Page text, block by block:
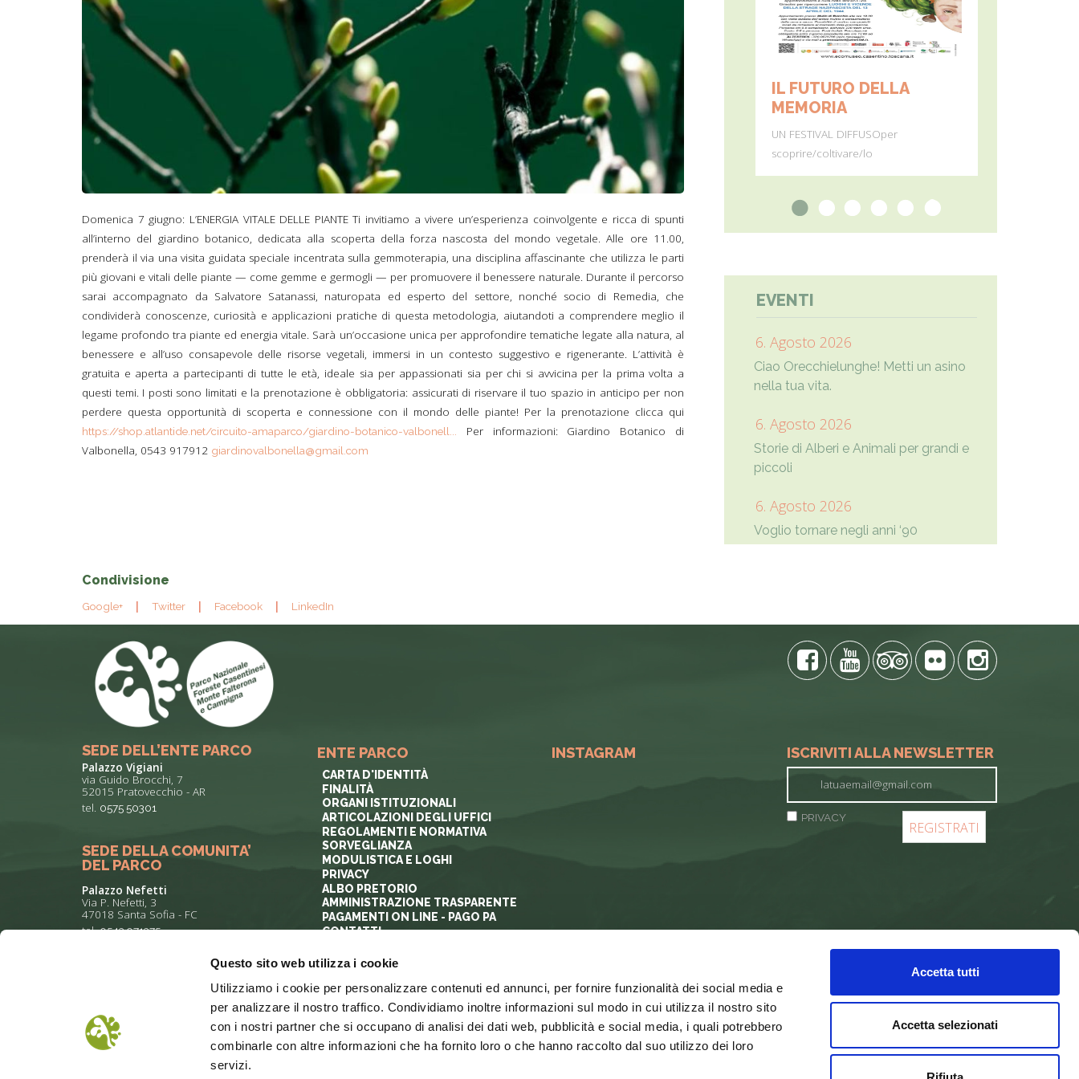
Questo sito web utilizza i cookie
Utilizziamo i cookie per personalizzare contenuti ed annunci, per fornire funzionalità dei social media e
per analizzare il nostro traffico. Condividiamo inoltre informazioni sul modo in cui utilizza il nostro sito
con i nostri partner che si occupano di analisi dei dati web, pubblicità e social media, i quali potrebbero
combinarle con altre informazioni che ha fornito loro o che hanno raccolto dal suo utilizzo dei loro
servizi.
Accetta tutti
Accetta selezionati
Domenica 7 giugno: L’ENERGIA VITALE DELLE PIANTE Ti invitiamo a vivere un’esperienza coinvolgente e ricca di spunti
all’interno del giardino botanico, dedicata alla scoperta della forza nascosta del mondo vegetale. Alle ore 11.00,
prenderà il via una visita guidata speciale incentrata sulla gemmoterapia, una disciplina affascinante che utilizza le parti
più giovani e vitali delle piante — come gemme e germogli — per promuovere il benessere naturale. Durante il percorso
sarai accompagnato da Salvatore Satanassi, naturopata ed esperto del settore, nonché socio di Remedia, che
condividerà conoscenze, curiosità e applicazioni pratiche di questa metodologia, aiutandoti a comprendere meglio il
legame profondo tra piante ed energia vitale. Sarà un’occasione unica per approfondire tematiche legate alla natura, al
benessere e all’uso consapevole delle risorse vegetali, immersi in un contesto suggestivo e rigenerante. L’attività è
gratuita e aperta a partecipanti di tutte le età, ideale sia per appassionati sia per chi si avvicina per la prima volta a
questi temi. I posti sono limitati e la prenotazione è obbligatoria: assicurati di riservare il tuo spazio in anticipo per non
perdere questa opportunità di scoperta e connessione con il mondo delle piante! Per la prenotazione clicca qui
https://shop.atlantide.net/circuito-amaparco/giardino-botanico-valbonell...
Per informazioni: Giardino Botanico di
Valbonella, 0543 917912 giardinovalbonella@gmail.com
IL FUTURO DELLA
MEMORIA
UN FESTIVAL DIFFUSOper
scoprire/coltivare/lo
1 2 3 4 5 6
EVENTI
6. Agosto 2026
Ciao Orecchielunghe! Metti un asino
nella tua vita.
6. Agosto 2026
Storie di Alberi e Animali per grandi e
piccoli
6. Agosto 2026
Voglio tornare negli anni ‘90
Condivisione
Google+ Twitter Facebook LinkedIn
SEDE DELL’ENTE PARCO
Palazzo Vigiani
via Guido Brocchi, 7
52015 Pratovecchio - AR
tel. 0575 50301
SEDE DELLA COMUNITA’
DEL PARCO
Palazzo Nefetti
Via P. Nefetti, 3
47018 Santa Sofia - FC
tel.0543 971375
info@parcoforestecasentinesi.it
ENTE PARCO
CARTA D'IDENTITÀ
FINALITÀ
ORGANI ISTITUZIONALI
ARTICOLAZIONI DEGLI UFFICI
REGOLAMENTI E NORMATIVA
SORVEGLIANZA
MODULISTICA E LOGHI
PRIVACY
ALBO PRETORIO
AMMINISTRAZIONE TRASPARENTE
PAGAMENTI ON LINE - PAGO PA
CONTATTI
INSTAGRAM ISCRIVITI ALLA NEWSLETTER
PRIVACY